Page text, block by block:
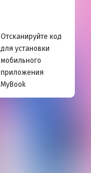
Отсканируйте код
для установки
мобильного
приложения
MyBook